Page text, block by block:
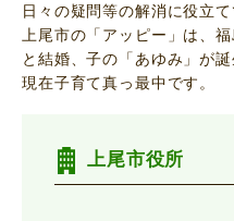
日々の疑問等の解消に役立て
上尾市の「アッピー」は、
と結婚、子の「あゆみ」が
現在子育て真っ最中です。
上尾市役所